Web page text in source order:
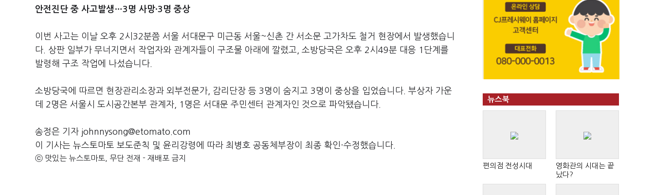
안전진단 중 사고발생…3명 사망·3명 중상
이번 사고는 이날 오후 2시32분쯤 서울 서대문구 미근동 서울~신촌 간 서소문 고가차도 철거 현장에서 발생했습니
다. 상판 일부가 무너지면서 작업자와 관계자들이 구조물 아래에 깔렸고, 소방당국은 오후 2시49분 대응 1단계를
발령해 구조 작업에 나섰습니다.
소방당국에 따르면 현장관리소장과 외부전문가, 감리단장 등 3명이 숨지고 3명이 중상을 입었습니다. 부상자 가운
데 2명은 서울시 도시공간본부 관계자, 1명은 서대문 주민센터 관계자인 것으로 파악됐습니다.
송정은 기자 johnnysong@etomato.com
이 기사는 뉴스토마토 보도준칙 및 윤리강령에 따라 최병호 공동체부장이 최종 확인·수정했습니다.
ⓒ 맛있는 뉴스토마토, 무단 전재 - 재배포 금지
뉴스북
편의점 전성시대
영화관의 시대는 끝
났다?